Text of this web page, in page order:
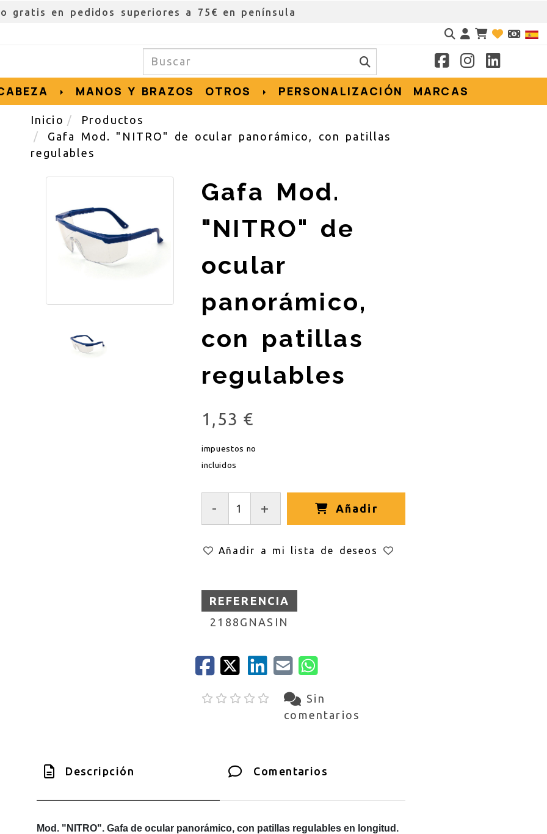
gratis en pedidos superiores a 75€ en península
Identifícate
MANOS Y BRAZOS OTROS PERSONALIZACIÓN MARCAS
Inicio
Productos
Gafa Mod. "NITRO" de ocular panorámico, con patillas
regulables
Gafa Mod.
"NITRO" de
ocular
panorámico,
con patillas
regulables
1,53 €
impuestos no
incluidos
- + Añadir
Añadir a mi lista de deseos
REFERENCIA
2188GNASIN
Sin
comentarios
Descripción Comentarios
Mod. "NITRO". Gafa de ocular panorámico, con patillas regulables en longitud.